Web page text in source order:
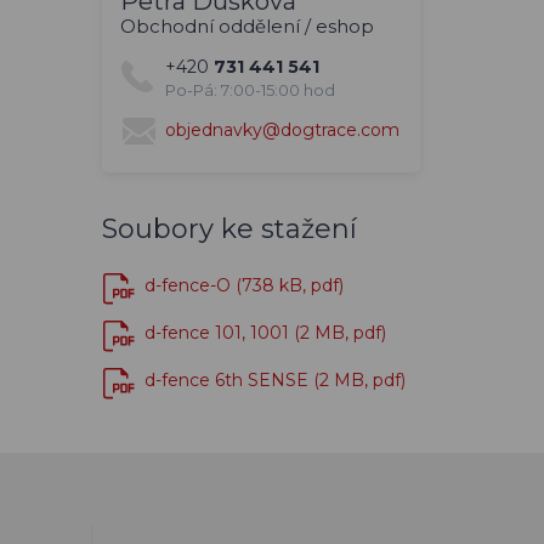
Obchodní oddělení / eshop
+420 731 441 541
Po-Pá: 7:00-15:00 hod
objednavky@dogtrace.com
Soubory ke stažení
d-fence-O (738 kB, pdf)
d-fence 101, 1001 (2 MB, pdf)
d-fence 6th SENSE (2 MB, pdf)